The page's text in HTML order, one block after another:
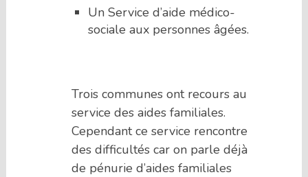
Un Service d’aide médico-
sociale aux personnes âgées.
Trois communes ont recours au
service des aides familiales.
Cependant ce service rencontre
des difficultés car on parle déjà
de pénurie d’aides familiales